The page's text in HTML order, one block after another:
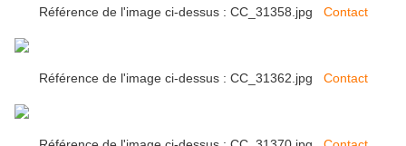
Référence de l'image ci-dessus : CC_31358.jpg Contact
Référence de l'image ci-dessus : CC_31362.jpg Contact